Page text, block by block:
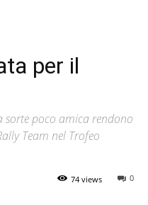
per il
sorte poco amica rendono
Team nel Trofeo
0
74 views